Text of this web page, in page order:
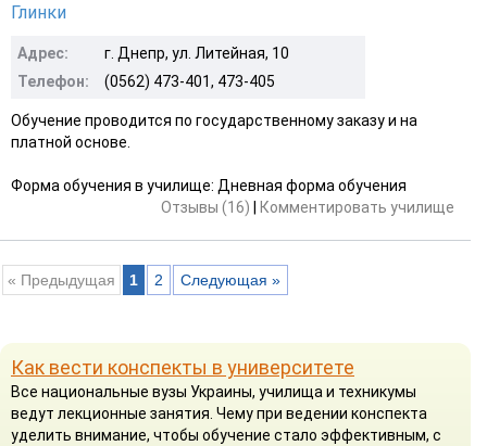
Глинки
Адрес:
г. Днепр, ул. Литейная, 10
Телефон:
(0562) 473-401, 473-405
Обучение проводится по государственному заказу и на
платной основе.
Форма обучения в училище: Дневная форма обучения
Отзывы (16)
Комментировать училище
« Предыдущая 1 2 Следующая »
Как вести конспекты в университете
Все национальные вузы Украины, училища и техникумы
ведут лекционные занятия. Чему при ведении конспекта
уделить внимание, чтобы обучение стало эффективным, с